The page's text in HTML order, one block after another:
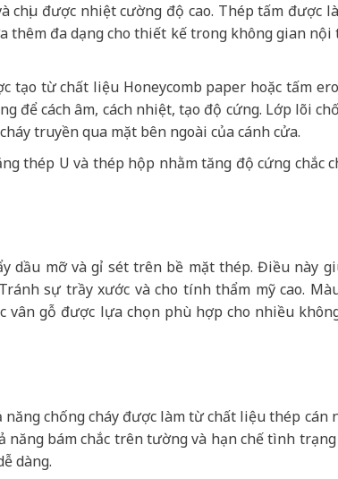
chịu được nhiệt cường độ cao. Thép tấm được
thêm đa dạng cho thiết kế trong không gian
tạo từ chất liệu Honeycomb paper hoặc tấm
để cách âm, cách nhiệt, tạo độ cứng. Lớp lõi
truyền qua mặt bên ngoài của cánh cửa.
thép U và thép hộp nhằm tăng độ cứng chắc
dầu mỡ và gỉ sét trên bề mặt thép. Điều này
sự trầy xước và cho tính thẩm mỹ cao.
vân gỗ được lựa chọn phù hợp cho nhiều
chống cháy được làm từ chất liệu thép cán
năng bám chắc trên tường và hạn chế tình
dàng.